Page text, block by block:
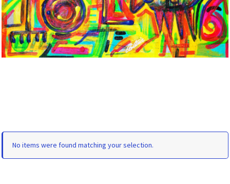
No items were found matching your selection.